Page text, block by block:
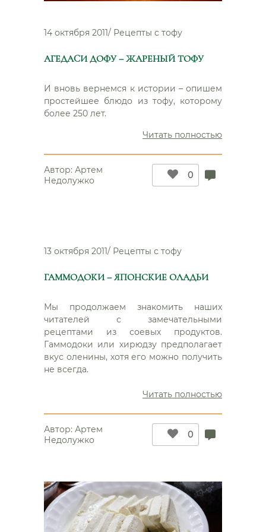
14 октября 2011/ Рецепты с тофу
АГЕДАCИ ДОФУ – ЖАРЕНЫЙ ТОФУ
И вновь вернемся к истории – опишем
простейшее блюдо из тофу, которому
более 250 лет.
Читать полностью“Агедаcи
Автор: Артем
Недолужко
0
13 октября 2011/ Рецепты с тофу
ГАММОДОКИ – ЯПОНСКИЕ ОЛАДЬИ
Мы продолжаем знакомить наших
читателей с замечательными
рецептами из соевых продуктов.
Гаммодоки или хирюдзу предполагает
вкус оленины, хотя его можно получить
не всегда.
Читать полностью
Автор: Артем
Недолужко
0